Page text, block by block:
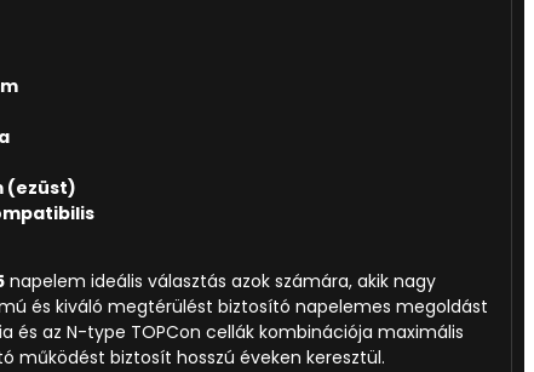
(ezüst)
napelem ideális választás azok számára, akik nagy
és kiváló megtérülést biztosító napelemes megoldást
és az N-type TOPCon cellák kombinációja maximális
működést biztosít hosszú éveken keresztül.